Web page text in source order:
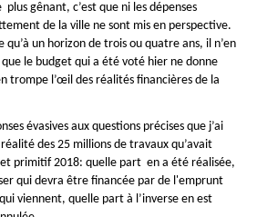
plus gênant, c’est que ni les dépenses
de la ville ne sont mis en perspective.
un horizon de trois ou quatre ans, il n’en
le budget qui a été voté hier ne donne
trompe l’œil des réalités financières de la
évasives aux questions précises que j’ai
des 25 millions de travaux qu’avait
primitif 2018: quelle part en a été réalisée,
qui devra être financée par de l'emprunt
viennent, quelle part à l’inverse en est